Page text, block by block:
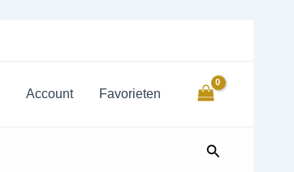
Account Favorieten
Zoeken